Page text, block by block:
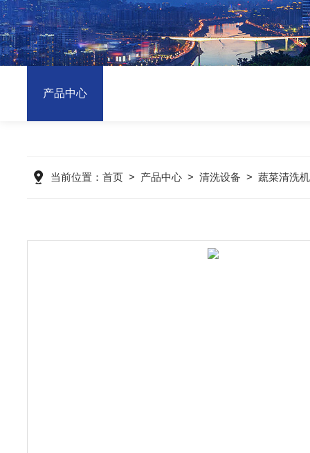
产品中心
当前位置： 首页 > 产品中心 > 清洗设备 > 蔬菜清洗机